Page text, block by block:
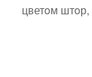
цветoм